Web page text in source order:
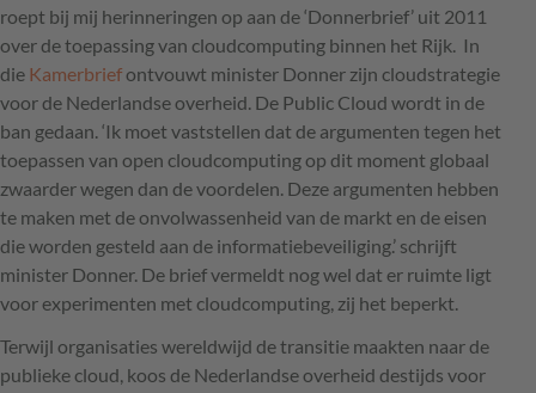
roept bij mij herinneringen op aan de ‘Donnerbrief’ uit 2011
over de toepassing van cloudcomputing binnen het Rijk. In
die Kamerbrief ontvouwt minister Donner zijn cloudstrategie
voor de Nederlandse overheid. De Public Cloud wordt in de
ban gedaan. ‘Ik moet vaststellen dat de argumenten tegen het
toepassen van open cloudcomputing op dit moment globaal
zwaarder wegen dan de voordelen. Deze argumenten hebben
te maken met de onvolwassenheid van de markt en de eisen
die worden gesteld aan de informatiebeveiliging.’ schrijft
minister Donner. De brief vermeldt nog wel dat er ruimte ligt
voor experimenten met cloudcomputing, zij het beperkt.
Terwijl organisaties wereldwijd de transitie maakten naar de
publieke cloud, koos de Nederlandse overheid destijds voor